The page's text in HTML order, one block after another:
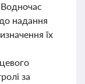
надання
їх
за